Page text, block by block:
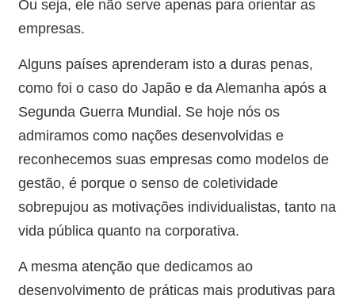
Ou seja, ele não serve apenas para orientar as
empresas.
Alguns países aprenderam isto a duras penas,
como foi o caso do Japão e da Alemanha após a
Segunda Guerra Mundial. Se hoje nós os
admiramos como nações desenvolvidas e
reconhecemos suas empresas como modelos de
gestão, é porque o senso de coletividade
sobrepujou as motivações individualistas, tanto na
vida pública quanto na corporativa.
A mesma atenção que dedicamos ao
desenvolvimento de práticas mais produtivas para